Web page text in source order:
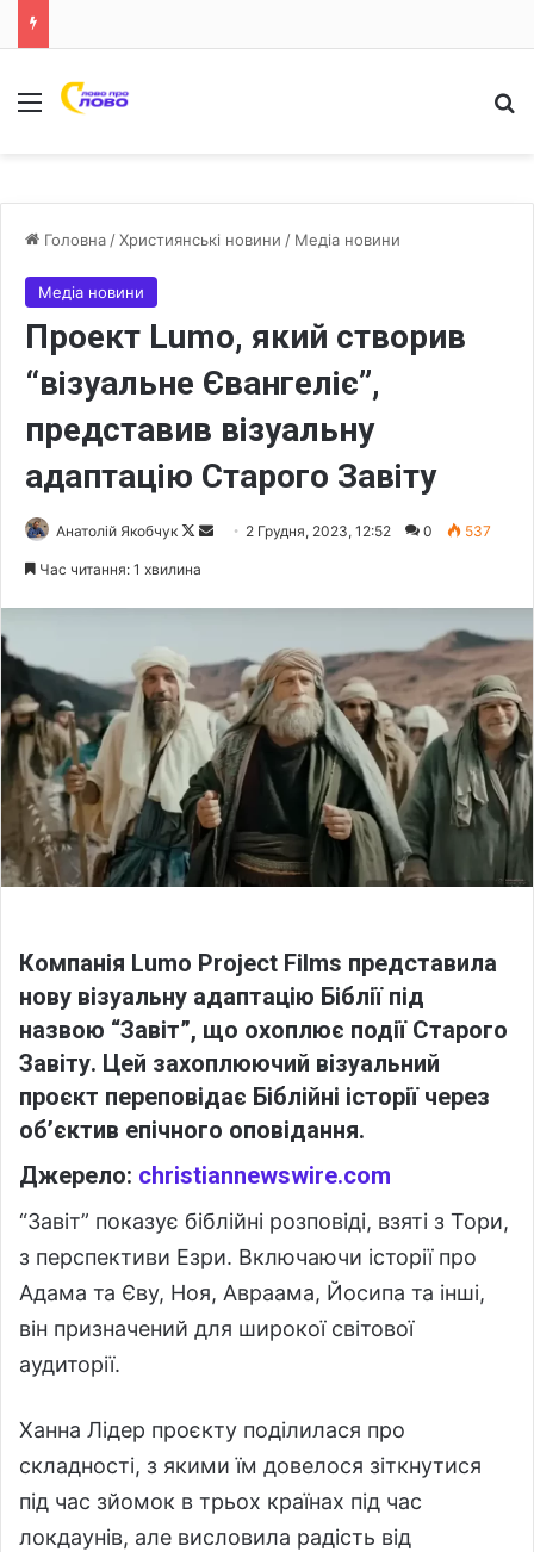
Меню
Головна /Християнські новини / Медіа новини
Медіа новини
Проект Lumo, який створив
“візуальне Євангеліє”,
представив візуальну
адаптацію Старого Завіту
Анатолій Якобчук
F
w
o
X
n
e
m
a
i
l
2 Грудня, 2023, 12:52 0 537
Час читання: 1 хвилина
Компанія Lumo Project Films представила
нову візуальну адаптацію Біблії під
назвою “Завіт”, що охоплює події Старого
Завіту. Цей захоплюючий візуальний
проєкт переповідає Біблійні історії через
об’єктив епічного оповідання.
Джерело: christiannewswire.com
“Завіт” показує біблійні розповіді, взяті з Тори,
з перспективи Езри. Включаючи історії про
Адама та Єву, Ноя, Авраама, Йосипа та інші,
він призначений для широкої світової
аудиторії.
Ханна Лідер проєкту поділилася про
складності, з якими їм довелося зіткнутися
під час зйомок в трьох країнах під час
локдаунів, але висловила радість від